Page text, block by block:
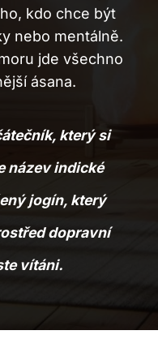
kdo chce být
nebo mentálně.
jde všechno
ásana.
který si
název indické
jogín, který
dopravní
vítáni.